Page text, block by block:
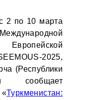
2 по 10 марта
2025,
(Республики
«Туркменистан: